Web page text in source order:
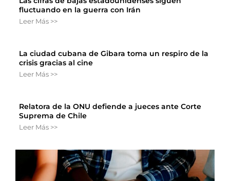
fluctuando en la guerra con Irán
Leer Más >>
La ciudad cubana de Gibara toma un respiro de la
crisis gracias al cine
Leer Más >>
Relatora de la ONU defiende a jueces ante Corte
Suprema de Chile
Leer Más >>